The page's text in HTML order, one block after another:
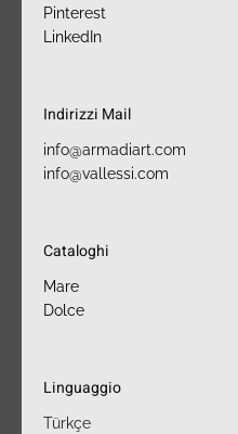
Pinterest
LinkedIn
Indirizzi Mail
info@armadiart.com
info@vallessi.com
Cataloghi
Mare
Dolce
Linguaggio
Türkçe